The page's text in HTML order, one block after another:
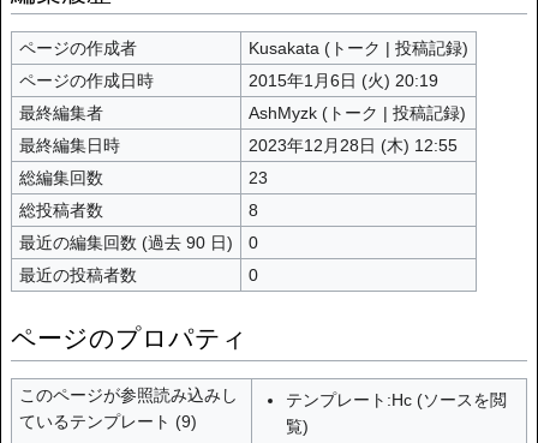
ページの作成者 Kusakata (トーク | 投稿記録)
ページの作成日時
2015年1月6日 (火) 20:19
最終編集者
AshMyzk (トーク | 投稿記録)
最終編集日時
2023年12月28日 (木) 12:55
総編集回数
23
総投稿者数
8
最近の編集回数 (過去 90 日)
0
最近の投稿者数
0
ページのプロパティ
このページが参照読み込みし
ているテンプレート (9)
テンプレート:Hc(ソースを閲
覧)